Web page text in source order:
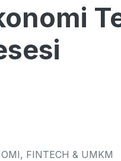
FINTECH & UMKM